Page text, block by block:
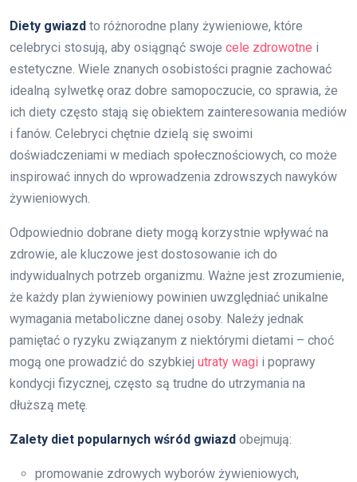
Diety gwiazd to różnorodne plany żywieniowe, które
celebryci stosują, aby osiągnąć swoje cele zdrowotne i
estetyczne. Wiele znanych osobistości pragnie zachować
idealną sylwetkę oraz dobre samopoczucie, co sprawia, że
ich diety często stają się obiektem zainteresowania mediów
i fanów. Celebryci chętnie dzielą się swoimi
doświadczeniami w mediach społecznościowych, co może
inspirować innych do wprowadzenia zdrowszych nawyków
żywieniowych.
Odpowiednio dobrane diety mogą korzystnie wpływać na
zdrowie, ale kluczowe jest dostosowanie ich do
indywidualnych potrzeb organizmu. Ważne jest zrozumienie,
że każdy plan żywieniowy powinien uwzględniać unikalne
wymagania metaboliczne danej osoby. Należy jednak
pamiętać o ryzyku związanym z niektórymi dietami – choć
mogą one prowadzić do szybkiej utraty wagi i poprawy
kondycji fizycznej, często są trudne do utrzymania na
dłuższą metę.
Zalety diet popularnych wśród gwiazd obejmują:
promowanie zdrowych wyborów żywieniowych,